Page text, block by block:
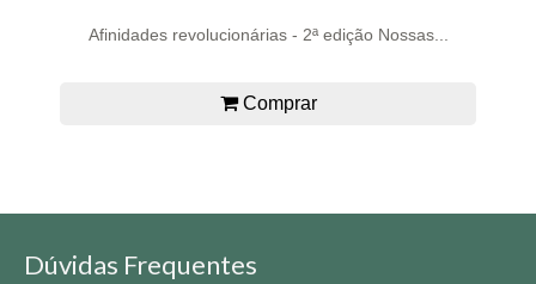
Afinidades revolucionárias - 2ª edição Nossas...
Comprar
Dúvidas Frequentes